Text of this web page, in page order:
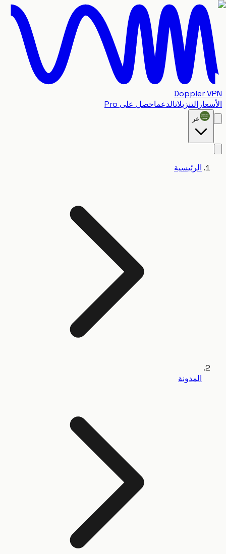
Doppler
التنزيلاتالدعماحصل على Pro
الرئيسية
المدونة